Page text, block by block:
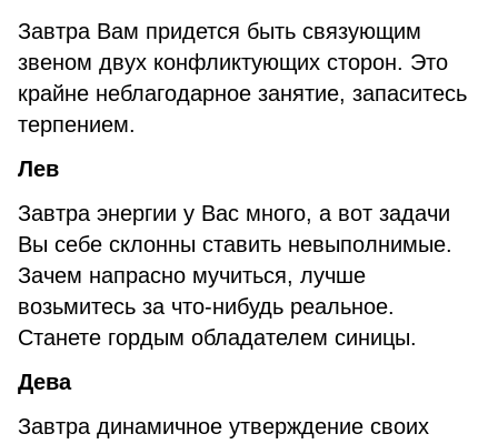
Завтра Вам придется быть связующим
звеном двух конфликтующих сторон. Это
крайне неблагодарное занятие, запаситесь
терпением.
Лев
Завтра энергии у Вас много, а вот задачи
Вы себе склонны ставить невыполнимые.
Зачем напрасно мучиться, лучше
возьмитесь за что-нибудь реальное.
Станете гордым обладателем синицы.
Дева
Завтра динамичное утверждение своих